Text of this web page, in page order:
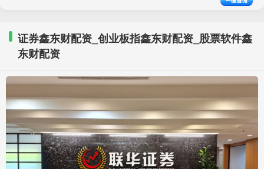
证券鑫东财配资_创业板指鑫东财配资_股票软件鑫
东财配资